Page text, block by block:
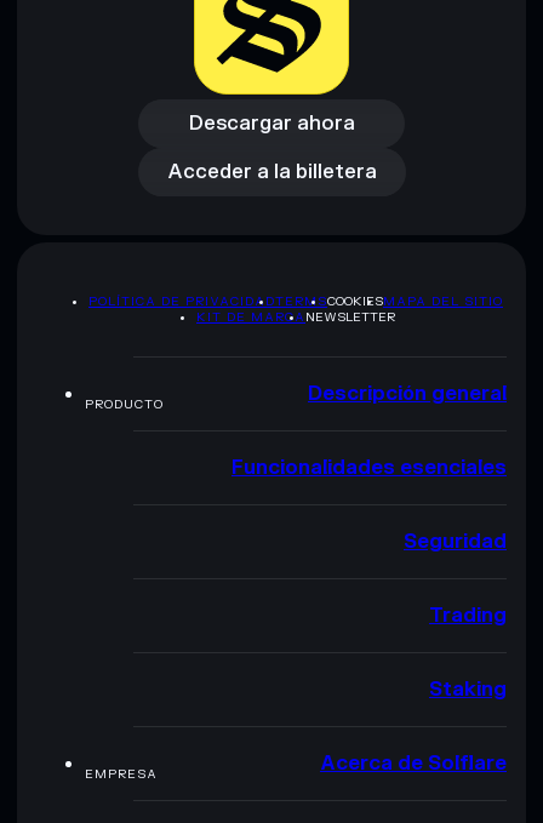
Descargo de responsabilidad: Esta información tiene
únicamente fines educativos y no constituye asesoramiento
financiero. Investiga siempre por tu cuenta. Datos
proporcionados por rugcheck.xyz.
Descargar ahora
Descargar ahora
Acceder a la billetera
Acceder a la billetera
POLÍTICA DE PRIVACIDADTERMSCOOKIESMAPA DEL SITIO
KIT DE MARCA NEWSLETTER
PRODUCTO Descripción general
Funcionalidades esenciales
Seguridad
Trading
Staking
EMPRESA Acerca de Solflare